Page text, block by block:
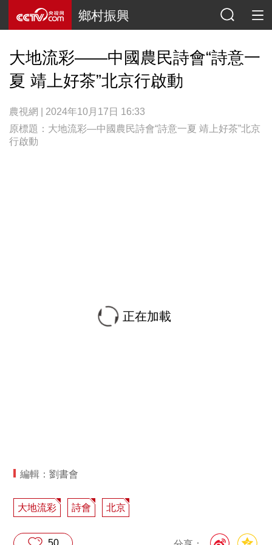
鄉村振興
大地流彩——中國農民詩會“詩意一
夏 靖上好茶”北京行啟動
農視網 | 2024年10月17日 16:33
原標題：大地流彩—中國農民詩會“詩意一夏 靖上好茶”北京
行啟動
正在加載
編輯：劉書會
大地流彩 詩會 北京
50